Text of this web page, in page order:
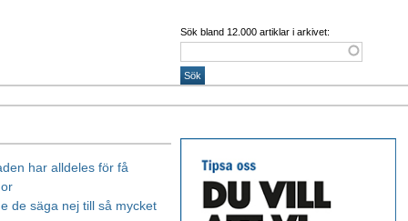
Sök bland 12.000 artiklar i arkivet:
har alldeles för få
de säga nej till så mycket